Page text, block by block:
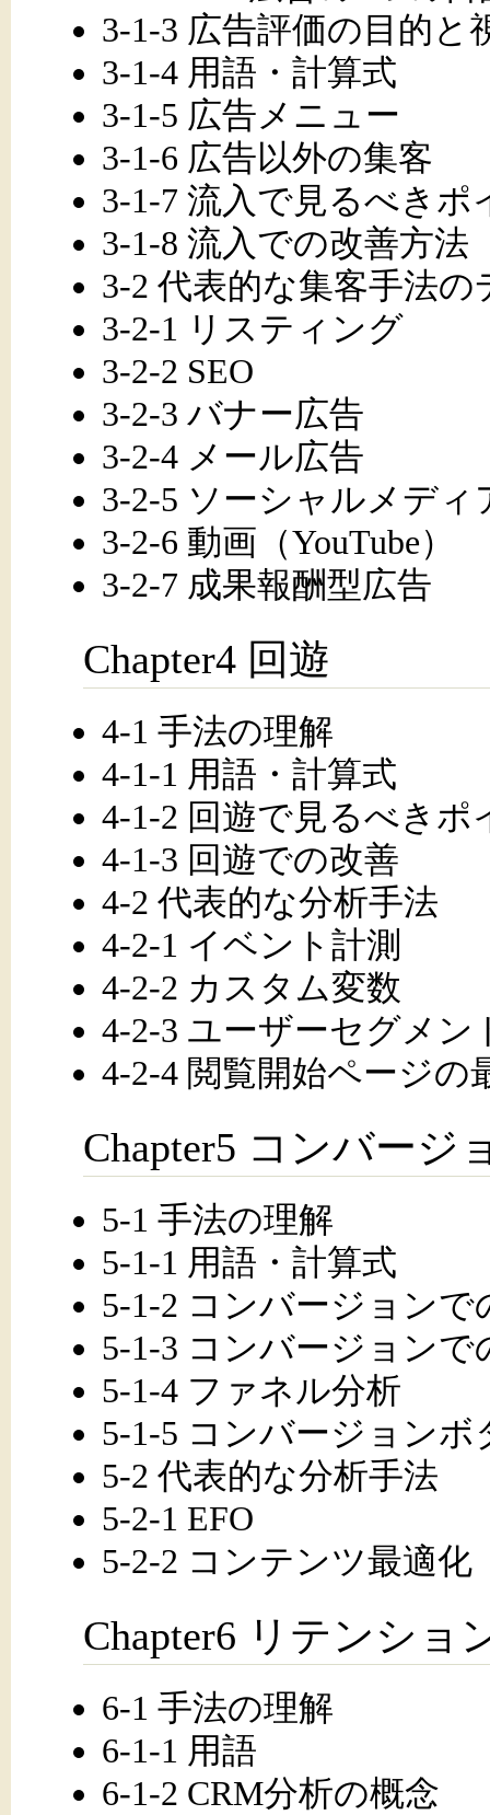
3-1-3 広告評価の目的と
3-1-4 用語・計算式
3-1-5 広告メニュー
3-1-6 広告以外の集客
3-1-7 流入で見るべきポ
3-1-8 流入での改善方法
3-2 代表的な集客手法の
3-2-1 リスティング
3-2-2 SEO
3-2-3 バナー広告
3-2-4 メール広告
3-2-5 ソーシャルメディ
3-2-6 動画（YouTube）
3-2-7 成果報酬型広告
Chapter4 回遊
4-1 手法の理解
4-1-1 用語・計算式
4-1-2 回遊で見るべきポ
4-1-3 回遊での改善
4-2 代表的な分析手法
4-2-1 イベント計測
4-2-2 カスタム変数
4-2-3 ユーザーセグメン
4-2-4 閲覧開始ページの
Chapter5 コンバージ
5-1 手法の理解
5-1-1 用語・計算式
5-1-2 コンバージョン
5-1-3 コンバージョンで
5-1-4 ファネル分析
5-1-5 コンバージョンボ
5-2 代表的な分析手法
5-2-1 EFO
5-2-2 コンテンツ最適化
Chapter6 リテンショ
6-1 手法の理解
6-1-1 用語
6-1-2 CRM分析の概念